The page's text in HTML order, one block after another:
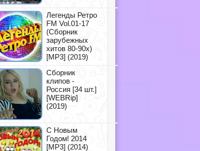
Легенды Ретро
FM Vol.01-17
(Сборник
зарубежных
хитов 80-90х)
[MP3] (2019)
Сборник
клипов -
Россия [34 шт.]
[WEBRip]
(2019)
С Новым
Годом! 2014
[MP3] (2014)